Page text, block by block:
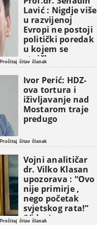
Lavić : Nigdje više
u razvijenoj
Evropi ne postoji
politički poredak
u kojem se
etničke grupe
pojavljuju kao
osnovne
političke jedinice
Pročitaj čitav članak
Ivor Perić: HDZ-
ova tortura i
iživljavanje nad
Mostarom traje
predugo
Pročitaj čitav članak
Vojni analitičar
dr. Vilko Klasan
upozorava : “Ovo
nije primirje ,
nego početak
svjetskog rata!”
(Video)
Pročitaj čitav članak